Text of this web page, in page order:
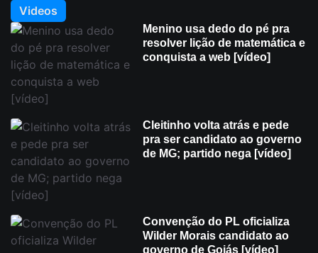
Videos
Menino usa dedo do pé pra
resolver lição de matemática e
conquista a web [vídeo]
Cleitinho volta atrás e pede
pra ser candidato ao governo
de MG; partido nega [vídeo]
Convenção do PL oficializa
Wilder Morais candidato ao
governo de Goiás [vídeo]